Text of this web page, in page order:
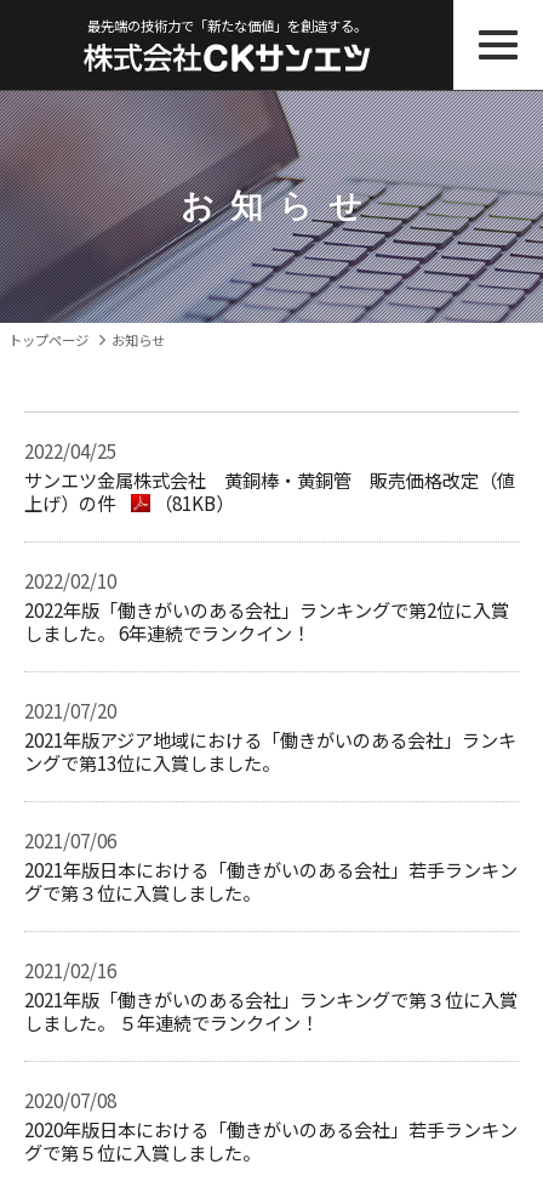
最先端の技術力で「新たな価値」を創造する。
お知らせ
トップページ お知らせ
2022/04/25
サンエツ金属株式会社 黄銅棒・黄銅管 販売価格改定（値
上げ）の件
（81KB）
2022/02/10
2022年版「働きがいのある会社」ランキングで第2位に入賞
しました。 6年連続でランクイン！
2021/07/20
2021年版アジア地域における「働きがいのある会社」ランキ
ングで第13位に入賞しました。
2021/07/06
2021年版日本における「働きがいのある会社」若手ランキン
グで第３位に入賞しました。
2021/02/16
2021年版「働きがいのある会社」ランキングで第３位に入賞
しました。 ５年連続でランクイン！
2020/07/08
2020年版日本における「働きがいのある会社」若手ランキン
グで第５位に入賞しました。